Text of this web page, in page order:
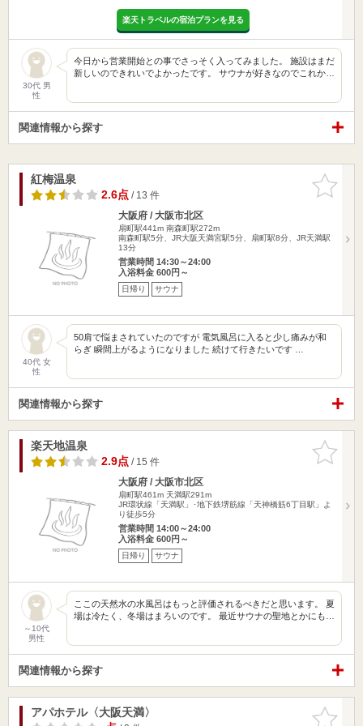
楽天トラベルの宿泊プランを見る
30代 男
性
今日から営業開始との事でさっそく入ってみました。 施設はまだ
新しいのできれいでよかったです。 サウナが好きなのでこれか…
関連情報から探す
お気に入
りに追加
紅梅温泉
2.6点/ 13 件
大阪府 / 大阪市北区
扇町駅441m 南森町駅272m
南森町駅5分、JR大阪天満宮駅5分、扇町駅8分、JR天満駅
13分
営業時間 14:30～24:00
入浴料金 600円～
日帰り サウナ
40代 女
性
50肩で悩まされていたのですが 電気風呂に入ると少し痛みが和
らぎ 瞬間上がるようになりました 続けて行きたいです …
関連情報から探す
お気に入
りに追加
楽天地温泉
2.9点/ 15 件
大阪府 / 大阪市北区
扇町駅461m 天満駅291m
JR環状線「天満駅」･地下鉄堺筋線「天神橋筋6丁目駅」よ
り徒歩5分
営業時間 14:00～24:00
入浴料金 600円～
日帰り サウナ
～10代
男性
ここの天然水の水風呂はもっと評価されるべきだと思います。 夏
場は冷たく、冬場はまろいのです。 最近サウナの聖地とかにも…
関連情報から探す
お気に入
アパホテル〈大阪天満〉